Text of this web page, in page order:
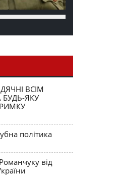
ВСІМ
ЯКУ
політика
від